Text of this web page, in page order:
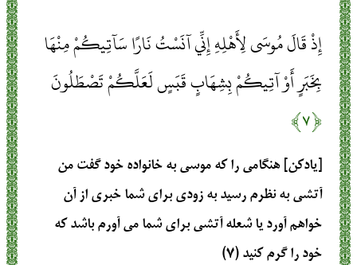
إِذْ قَالَ مُوسَى لِأَهْلِهِ إِنِّي آنَسْتُ نَارًا سَآتِيكُمْ مِنْهَا
بِخَبَرٍ أَوْ آتِيكُمْ بِشِهَابٍ قَبَسٍ لَعَلَّكُمْ تَصْطَلُونَ
﴿۷﴾
[يادكن] هنگامى را كه موسى به خانواده خود گفت من
آتشى به نظرم رسيد به زودى براى شما خبرى از آن
خواهم آورد يا شعله آتشى براى شما مى ‏آورم باشد كه
خود را گرم كنيد (۷)